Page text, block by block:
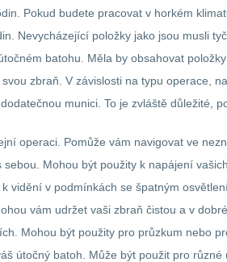
Pokud budete pracovat v horkém
Nevycházející položky jako jsou musli
batohu. Měla by obsahovat
zbraň. V závislosti na typu operace,
munici. To je zvláště důležité,
operaci. Pomůže vám navigovat ve
Mohou být použity k napájení
v podmínkách se špatným
vám udržet vaši zbraň čistou a v
Mohou být použity pro průzkum nebo
útočný batoh. Může být použit pro